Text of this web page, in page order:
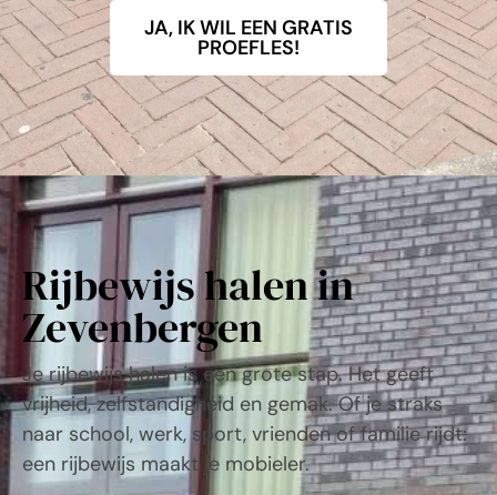
JA, IK WIL EEN GRATIS
PROEFLES!
Rijbewijs halen in
Zevenbergen
Je rijbewijs halen is een grote stap. Het geeft
vrijheid, zelfstandigheid en gemak. Of je straks
naar school, werk, sport, vrienden of familie rijdt:
een rijbewijs maakt je mobieler.